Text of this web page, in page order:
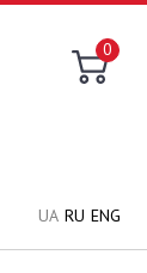
0
UA RU ENG